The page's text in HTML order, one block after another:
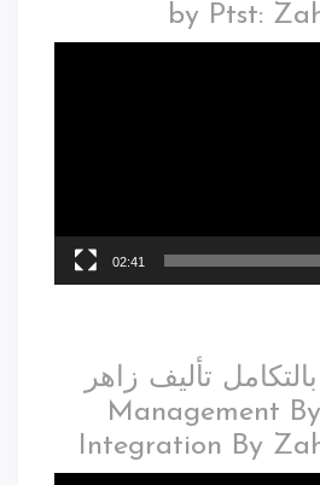
by Ptst:
02:41
تأليف زاهر
بشير العبدو | Management By
Integration By